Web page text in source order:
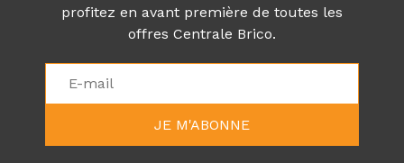
profitez en avant première de toutes les
offres Centrale Brico.